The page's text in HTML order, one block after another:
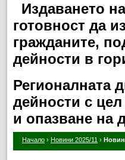
Издаването
готовност да
гражданите,
дейности в
Регионалната
дейности с
и опазване на
Начало › Новини 2025/11 ›